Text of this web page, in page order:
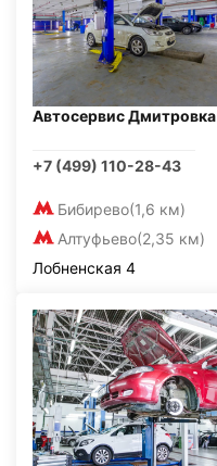
Автосервис Дмитровка
+7 (499) 110-28-43
Бибирево(1,6 км)
Алтуфьево(2,35 км)
Лобненская 4